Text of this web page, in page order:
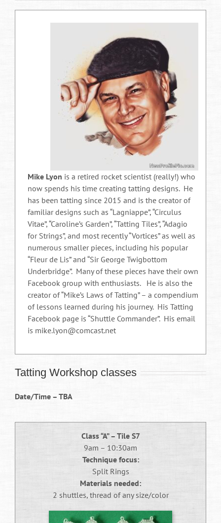
Mike Lyon is a retired rocket scientist (really!) who
now spends his time creating tatting designs. He
has been tatting since 2015 and is the creator of
familiar designs such as “Lagniappe”, “Circulus
Vitae”, “Caroline’s Garden”, “Tatting Tiles”, “Adagio
for Strings”, and most recently “Vortices” as well as
numerous smaller pieces, including his popular
“Fleur de Lis” and “Sir George Twigbottom
Underbridge”. Many of these pieces have their own
Facebook group with enthusiasts. He is also the
creator of “Mike’s Laws of Tatting” – a compendium
of lessons learned during his journey. His Tatting
Facebook page is “Shuttle Commander”. His email
is mike.lyon@comcast.net
A História das
Previsões Esportivas
Betzoid Brasil
As previsões esportivas representam uma prática
milenar que evoluiu significativamente ao longo
dos séculos, transformando-se de simples
especulações em análises complexas baseadas
em dados estatísticos e metodologias científicas. A
Tatting Workshop classes
Date/Time – TBA
Class “A” – Tile S7
9am – 10:30am
Technique focus:
Split Rings
Materials needed:
2 shuttles, thread of any size/color